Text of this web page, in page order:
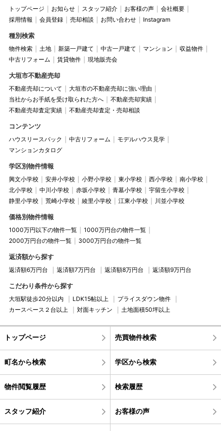
トップページ お知らせ スタッフ紹介 お客様の声
会社概要
採用情報
会員登録 売却相談 お問い合わせ Instagram
種別検索
物件検索 土地 新築一戸建て 中古一戸建て マンション
収益物件
中古リフォーム
賃貸物件 現地販売会
大垣市不動産売却
不動産売却について
大垣市の不動産売却に強い理由
当社からお手紙を受け取られた方へ
不動産売却実績
不動産売却査定実績
不動産売却査定・売却相談
コンテンツ
ハウスリースバック 中古リフォーム
モデルハウス見学
マンションカタログ
学区別物件情報
興文小学校 安井小学校 小野小学校 東小学校 西小学校
南小学校
北小学校
中川小学校 赤坂小学校 青墓小学校
宇留生小学校
静里小学校
荒崎小学校 綾里小学校 江東小学校 川並小学校
価格別物件情報
1000万円以下の物件一覧
1000万円台の物件一覧
2000万円台の物件一覧
3000万円台の物件一覧
返済額から探す
返済額6万円台 返済額7万円台 返済額8万円台 返済額9万円台
こだわり条件から探す
大垣駅徒歩20分以内 LDK15帖以上
プライスダウン物件
カースペース２台以上
対面キッチン 土地面積50坪以上
トップページ 売買物件検索
町名から検索 学区から検索
物件閲覧履歴 検索履歴
スタッフ紹介 お客様の声